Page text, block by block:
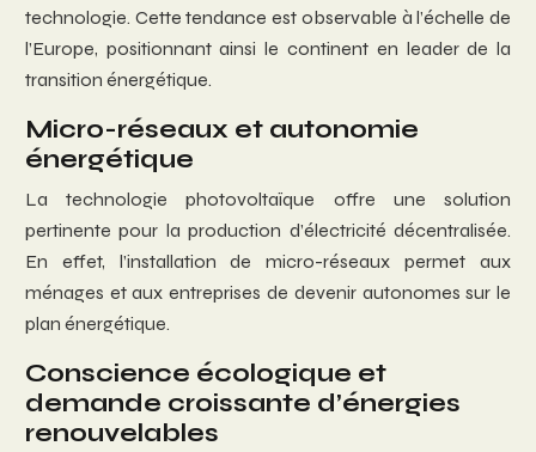
technologie. Cette tendance est observable à l’échelle de
l’Europe, positionnant ainsi le continent en leader de la
transition énergétique.
Micro-réseaux et autonomie
énergétique
La technologie photovoltaïque offre une solution
pertinente pour la production d’électricité décentralisée.
En effet, l’installation de micro-réseaux permet aux
ménages et aux entreprises de devenir autonomes sur le
plan énergétique.
Conscience écologique et
demande croissante d’énergies
renouvelables